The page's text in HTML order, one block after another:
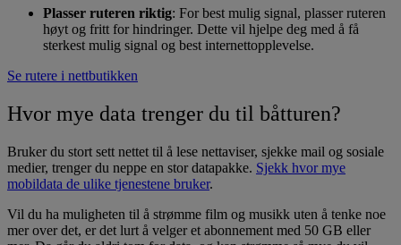
Plasser ruteren riktig: For best mulig signal, plasser ruteren
høyt og fritt for hindringer. Dette vil hjelpe deg med å få
sterkest mulig signal og best internettopplevelse.
Se rutere i nettbutikken
Hvor mye data trenger du til båtturen?
Bruker du stort sett nettet til å lese nettaviser, sjekke mail og sosiale
medier, trenger du neppe en stor datapakke. Sjekk hvor mye
mobildata de ulike tjenestene bruker.
Vil du ha muligheten til å strømme film og musikk uten å tenke noe
mer over det, er det lurt å velger et abonnement med 50 GB eller